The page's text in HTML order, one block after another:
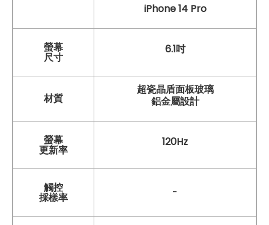
iPhone 14 Pro
螢幕
尺寸
6.1吋
材質
超瓷晶盾面板玻璃
鋁金屬設計
螢幕
更新率
120Hz
觸控
採樣率 -